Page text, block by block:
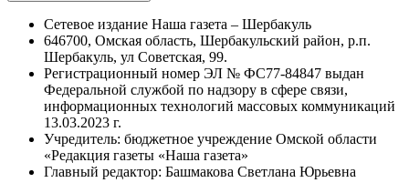
Сетевое издание Наша газета – Шербакуль
646700, Омская область, Шербакульский район, р.п.
Шербакуль, ул Советская, 99.
Регистрационный номер ЭЛ № ФС77-84847 выдан
Федеральной службой по надзору в сфере связи,
информационных технологий массовых коммуникаций
13.03.2023 г.
Учредитель: бюджетное учреждение Омской области
«Редакция газеты «Наша газета»
Главный редактор: Башмакова Светлана Юрьевна